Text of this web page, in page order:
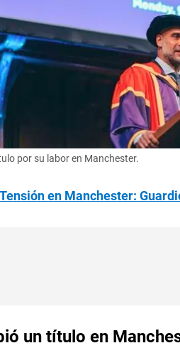
por su labor en Manchester.
Tensión en Manchester:
un título en